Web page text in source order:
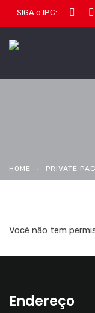
SIGA o IPC:
HOME PRIVATE
Você não tem
Endereço